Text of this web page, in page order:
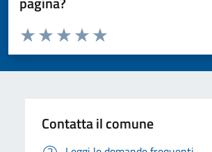
Valuta da 1 a 5 stelle la pagina
Valuta 5 stelle su 5
Valuta 4 stelle su 5
Valuta 3 stelle su 5
Valuta 2 stelle su 5
Valuta 1 stelle su 5
Contatta il comune